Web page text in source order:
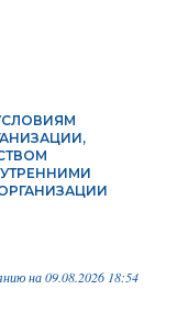
на 09.08.2026 18:54